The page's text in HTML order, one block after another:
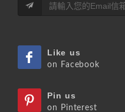
Like us
on Facebook
Pin us
on Pinterest